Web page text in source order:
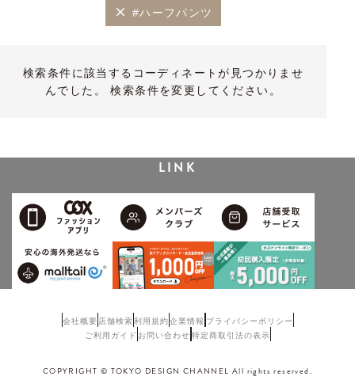
#ハーフパンツ
検索条件に該当するコーディネートが見つかりませ
んでした。 検索条件を変更してください。
LINK
会社概要 店舗検索利用規約企業情報 プライバシーポリシー
ご利用ガイド お問い合わせ 特定商取引法の表示
COPYRIGHT © TOKYO DESIGN CHANNEL All rights reserved.